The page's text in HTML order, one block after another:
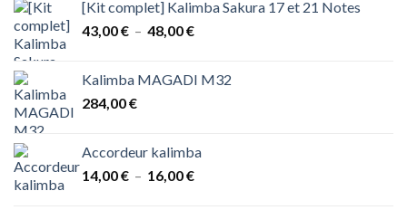
était :
57,00 €.
est :
36,00 €.
[Kit complet] Kalimba Sakura 17 et 21 Notes
43,00€ – 48,00€Plage
43,00 €
Kalimba MAGADI M32
284,00€
Accordeur kalimba
14,00€ – 16,00€Plage